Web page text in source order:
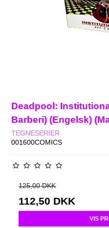
Deadpool:
Barberi) (Engelsk)
TEGNESERIER
001600COMICS
125,00 DKK
112,50 DKK
VIS